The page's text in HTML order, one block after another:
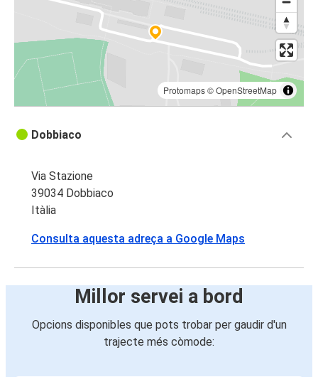
Protomaps©OpenStreetMap
Dobbiaco
Via Stazione
39034 Dobbiaco
Itàlia
Consulta aquesta adreça a Google Maps
Millor servei a bord
Opcions disponibles que pots trobar per gaudir d'un
trajecte més còmode: